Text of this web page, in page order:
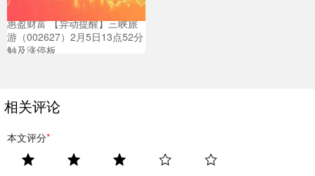
惠盈财富 【异动提醒】三峡旅
游（002627）2月5日13点52分
触及涨停板
相关评论
本文评分*